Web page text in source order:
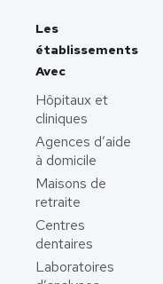
Les
établissements
Avec
Hôpitaux et
cliniques
Agences d’aide
à domicile
Maisons de
retraite
Centres
dentaires
Laboratoires